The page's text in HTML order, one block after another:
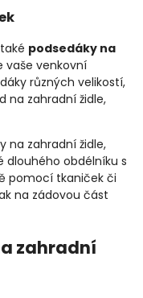
podsedáky na
vaše venkovní
různých velikostí,
na zahradní židle,
na zahradní židle,
obdélníku s
pomocí tkaniček či
na zádovou část
zahradní